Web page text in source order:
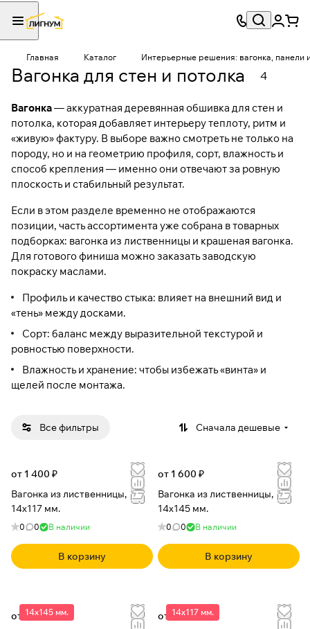
Главная Каталог Интерьерные решения: вагонка, панели
Вагонка для стен и потолка 4
Вагонка— аккуратная деревянная обшивка для стен и
потолка, которая добавляет интерьеру теплоту, ритм и
«живую» фактуру. В выборе важно смотреть не только на
породу, но и на геометрию профиля, сорт, влажность и
способ крепления — именно они отвечают за ровную
плоскость и стабильный результат.
Если в этом разделе временно не отображаются
позиции, часть ассортимента уже собрана в товарных
подборках: вагонка из лиственницы и крашеная вагонка.
Для готового финиша можно заказатьзаводскую
покраску маслами.
Профиль и качество стыка: влияет на внешний вид и
«тень» между досками.
Сорт: баланс между выразительной текстурой и
ровностью поверхности.
Влажность и хранение: чтобы избежать «винта» и
щелей после монтажа.
Все фильтры Сначала дешевые
от 1 400 ₽
Вагонка из лиственницы,
14x117 мм.
0 0 В наличии
В корзину
от 1 600 ₽
Вагонка из лиственницы,
14x145 мм.
0 0 В наличии
В корзину
14x145 мм.
от 2 600 ₽
14x117 мм.
от 2 600 ₽